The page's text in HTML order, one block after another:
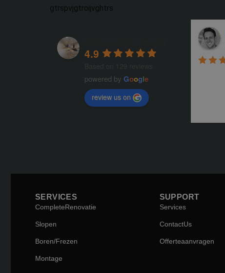
gtrspvjgtroijvghtrs
4.9
powered by Google
review us on
SERVICES
Complete Renovatie
Slopen
Boren / Frezen
Montage
SUPPORT
Services
Contact Us
Offerte aanvragen